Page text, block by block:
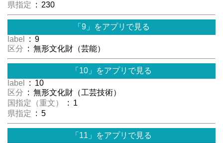
県指定 : 230
「9」をアプリで見る
label
: 9
区分 : 無形文化財（芸能）
「10」をアプリで見る
label
: 10
区分 : 無形文化財（工芸技術）
国指定（重文）
: 1
県指定 : 5
「11」をアプリで見る